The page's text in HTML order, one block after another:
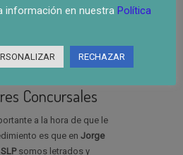
deudor pueda asumir durante
quedando después
y
Concursales
a la hora de que le
es que en Jorge
somos letrados y
información en nuestra Política
RECHAZAR